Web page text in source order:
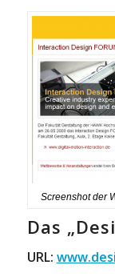
Screenshot der
Das
URL: